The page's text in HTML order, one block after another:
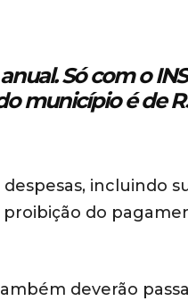
Só com o
município é de
incluindo
do
deverão